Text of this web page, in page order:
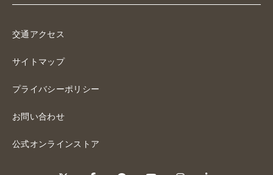
交通アクセス
サイトマップ
プライバシーポリシー
お問い合わせ
公式オンラインストア